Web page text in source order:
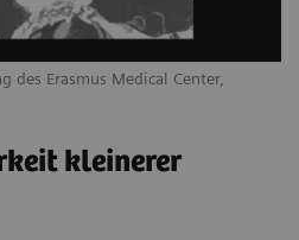
des Erasmus Medical Center,
kleinerer